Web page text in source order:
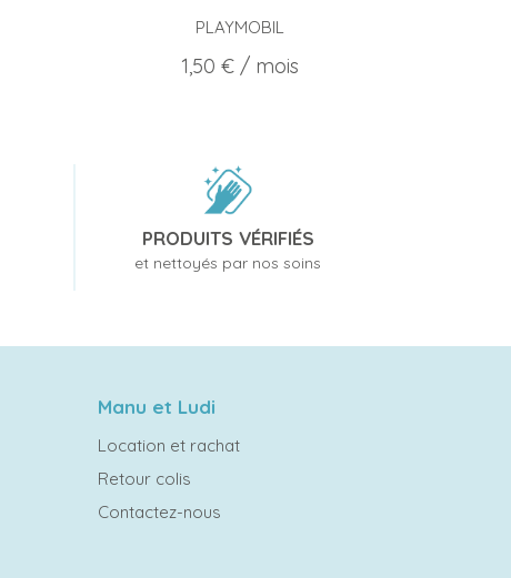
PLAYMOBIL
Prix
1,50 €/ mois
PRODUITS VÉRIFIÉS
et nettoyés par nos soins
Manu et Ludi
Location et rachat
Retour colis
Contactez-nous